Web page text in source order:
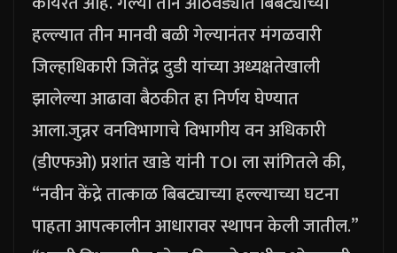
हल्ल्यात तीन मानवी बळी गेल्यानंतर मंगळवारी
जिल्हाधिकारी जितेंद्र दुडी यांच्या अध्यक्षतेखाली
झालेल्या आढावा बैठकीत हा निर्णय घेण्यात
आला.जुन्नर वनविभागाचे विभागीय वन अधिकारी
(डीएफओ) प्रशांत खाडे यांनी TOI ला सांगितले की,
“नवीन केंद्रे तात्काळ बिबट्याच्या हल्ल्याच्या घटना
पाहता आपत्कालीन आधारावर स्थापन केली जातील.”